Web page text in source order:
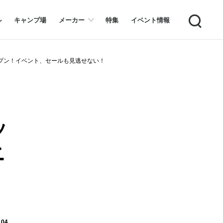
キャンプ場 メーカー 特集 イベント情報 Search
！イベント、セールも見逃せない！